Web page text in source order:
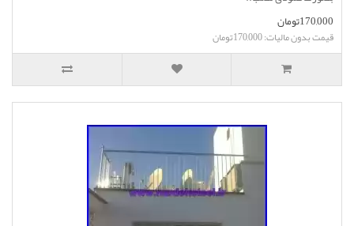
170,000تومان
قیمت بدون مالیات: 170,000تومان